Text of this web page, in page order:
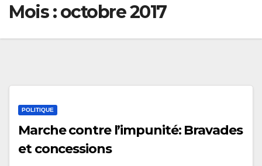
Mois :octobre 2017
POLITIQUE
Marche contre l’impunité: Bravades
et concessions